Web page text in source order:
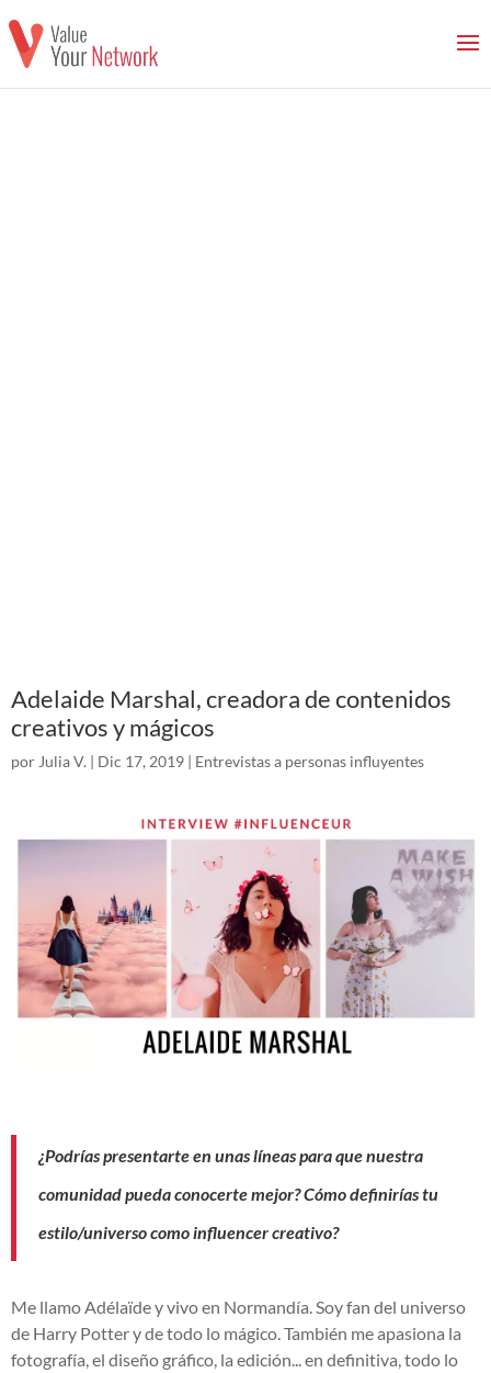
Adelaide Marshal, creadora de contenidos
creativos y mágicos
por Julia V. | Dic 17, 2019 | Entrevistas a personas influyentes
¿Podrías presentarte en unas líneas para que nuestra
comunidad pueda conocerte mejor? Cómo definirías tu
estilo/universo como influencer creativo?
Me llamo Adélaïde y vivo en Normandía. Soy fan del universo
de Harry Potter y de todo lo mágico. También me apasiona la
fotografía, el diseño gráfico, la edición... en definitiva, todo lo